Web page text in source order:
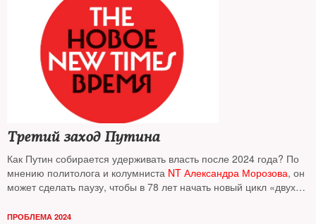
Третий заход Путина
Как Путин собирается удерживать власть после 2024 года? По
мнению политолога и колумниста NT Александра Морозова, он
может сделать паузу, чтобы в 78 лет начать новый цикл «двух
ПРОБЛЕМА 2024